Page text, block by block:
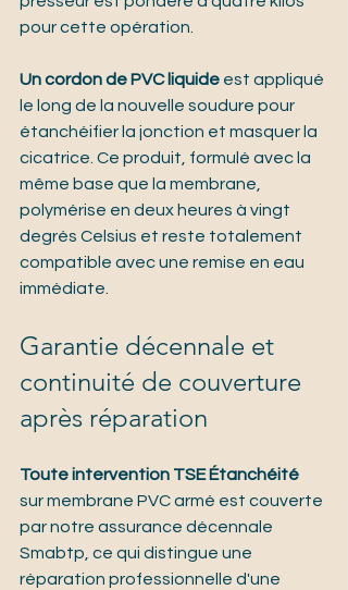
pour cette opération.
Un cordon de PVC liquide est appliqué
le long de la nouvelle soudure pour
étanchéifier la jonction et masquer la
cicatrice. Ce produit, formulé avec la
même base que la membrane,
polymérise en deux heures à vingt
degrés Celsius et reste totalement
compatible avec une remise en eau
immédiate.
Garantie décennale et
continuité de couverture
après réparation
Toute intervention TSE Étanchéité
sur membrane PVC armé est couverte
par notre assurance décennale
Smabtp, ce qui distingue une
réparation professionnelle d'une